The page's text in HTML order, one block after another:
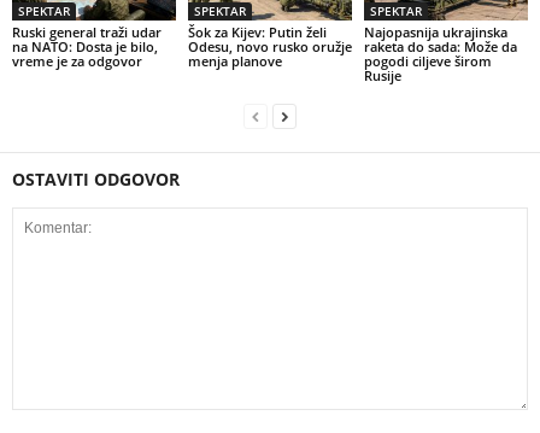
SPEKTAR
Ruski general traži udar
na NATO: Dosta je bilo,
vreme je za odgovor
SPEKTAR
Šok za Kijev: Putin želi
Odesu, novo rusko oružje
menja planove
SPEKTAR
Najopasnija ukrajinska
raketa do sada: Može da
pogodi ciljeve širom
Rusije
OSTAVITI ODGOVOR